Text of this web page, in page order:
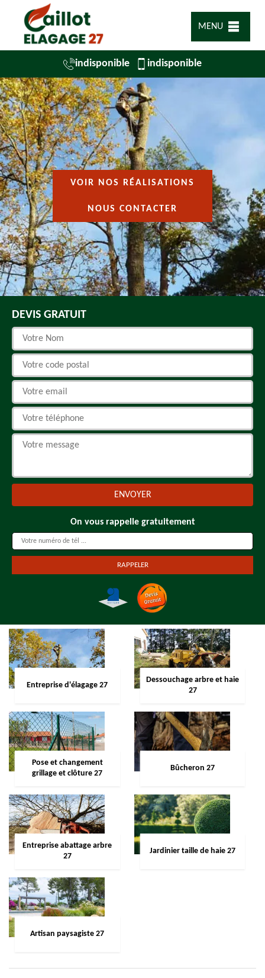
MENU
indisponible indisponible
VOIR NOS RÉALISATIONS
NOUS CONTACTER
DEVIS GRATUIT
On vous rappelle gratuitement
Entreprise d'élagage 27
Dessouchage arbre et haie
27
Pose et changement
grillage et clôture 27
Bûcheron 27
Entreprise abattage arbre
27
Jardinier taille de haie 27
Artisan paysagiste 27